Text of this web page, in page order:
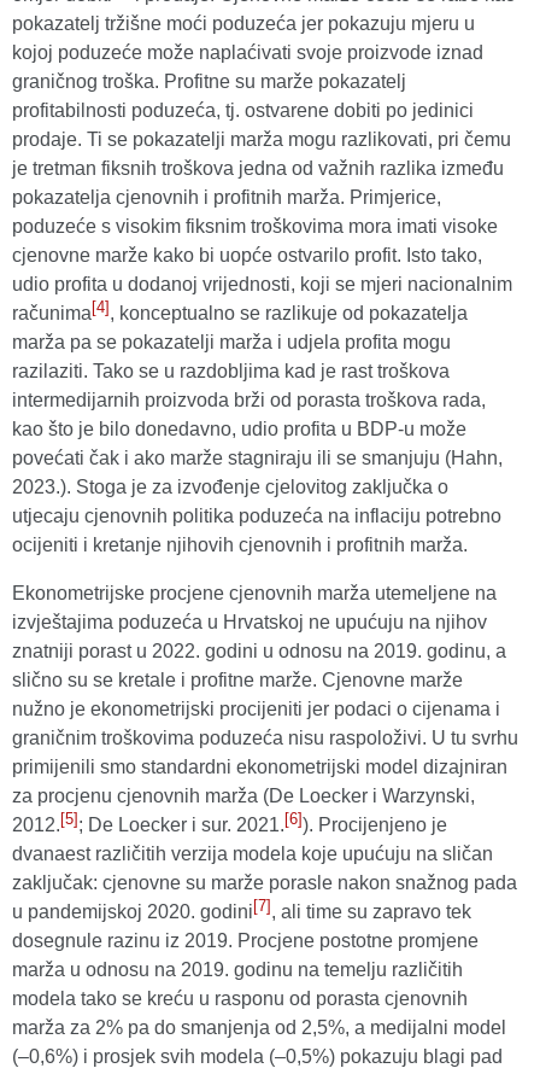
pokazatelj tržišne moći poduzeća jer pokazuju mjeru u
kojoj poduzeće može naplaćivati svoje proizvode iznad
graničnog troška. Profitne su marže pokazatelj
profitabilnosti poduzeća, tj. ostvarene dobiti po jedinici
prodaje. Ti se pokazatelji marža mogu razlikovati, pri čemu
je tretman fiksnih troškova jedna od važnih razlika između
pokazatelja cjenovnih i profitnih marža. Primjerice,
poduzeće s visokim fiksnim troškovima mora imati visoke
cjenovne marže kako bi uopće ostvarilo profit. Isto tako,
udio profita u dodanoj vrijednosti, koji se mjeri nacionalnim
računima[4], konceptualno se razlikuje od pokazatelja
marža pa se pokazatelji marža i udjela profita mogu
razilaziti. Tako se u razdobljima kad je rast troškova
intermedijarnih proizvoda brži od porasta troškova rada,
kao što je bilo donedavno, udio profita u BDP-u može
povećati čak i ako marže stagniraju ili se smanjuju (Hahn,
2023.). Stoga je za izvođenje cjelovitog zaključka o
utjecaju cjenovnih politika poduzeća na inflaciju potrebno
ocijeniti i kretanje njihovih cjenovnih i profitnih marža.
Ekonometrijske procjene cjenovnih marža utemeljene na
izvještajima poduzeća u Hrvatskoj ne upućuju na njihov
znatniji porast u 2022. godini u odnosu na 2019. godinu, a
slično su se kretale i profitne marže. Cjenovne marže
nužno je ekonometrijski procijeniti jer podaci o cijenama i
graničnim troškovima poduzeća nisu raspoloživi. U tu svrhu
primijenili smo standardni ekonometrijski model dizajniran
za procjenu cjenovnih marža (De Loecker i Warzynski,
2012.[5]; De Loecker i sur. 2021.[6]). Procijenjeno je
dvanaest različitih verzija modela koje upućuju na sličan
zaključak: cjenovne su marže porasle nakon snažnog pada
u pandemijskoj 2020. godini[7], ali time su zapravo tek
dosegnule razinu iz 2019. Procjene postotne promjene
marža u odnosu na 2019. godinu na temelju različitih
modela tako se kreću u rasponu od porasta cjenovnih
marža za 2% pa do smanjenja od 2,5%, a medijalni model
(–0,6%) i prosjek svih modela (–0,5%) pokazuju blagi pad